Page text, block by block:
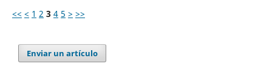
<< < 1 2 3 4 5 > >>
Enviar un artículo